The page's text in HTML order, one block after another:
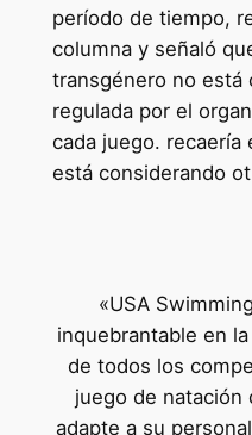
período de tiempo,
columna y señaló
transgénero no está
regulada por el
cada juego. recaería
está considerando
«USA
inquebrantable en
de todos los
juego de natación
adapte a su